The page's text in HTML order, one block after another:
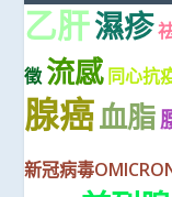
乙肝濕疹
徵 流感 同心抗
腺癌血脂
新冠病毒